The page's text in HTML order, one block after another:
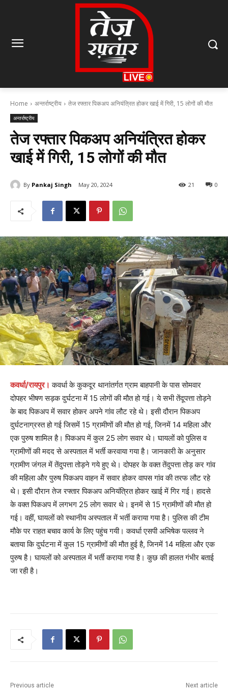
Home अन्तर्राष्ट्रीय तेज रफ्तार पिकअप अनियंत्रित होकर खाई में गिरी, 15 लोगों की मौत
अन्तर्राष्ट्रीय
तेज रफ्तार पिकअप अनियंत्रित होकर
खाई में गिरी, 15 लोगों की मौत
By Pankaj Singh May 20, 2024 0
21
कवर्धा/रायपुर। कवर्धा के कुकदूर थानांतर्गत ग्राम बाहपानी के पास सोमवार
दोपहर भीषण सड़क दुर्घटना में 15 लोगों की मौत हो गई। ये सभी तेंदूपत्ता तोड़ने
के बाद पिकअप में सवार होकर अपने गांव लौट रहे थे। इसी दौरान पिकअप
दुर्घटनाग्रस्त हो गई जिसमें 15 ग्रामीणों की मौत हो गई, जिनमें 14 महिला और
एक पुरुष शामिल है। पिकअप में कुल 25 लोग सवार थे। घायलों को पुलिस व
ग्रामीणों की मदद से अस्पताल में भर्ती करवाया गया है। जानकारी के अनुसार
ग्रामीण जंगल में तेंदुपत्ता तोड़ने गये हुए थे। दोपहर के वक्त तेंदुपत्ता तोड़ कर गांव
की महिला और पुरुष पिकअप वाहन में सवार होकर वापस गांव की तरफ लौट रहे
थे। इसी दौरान तेज रफ्तार पिकअप अनियंत्रित होकर खाई में गिर गई। हादसे
के वक्त पिकअप में लगभग 25 लोग सवार थे। इनमें से 15 ग्रामीणों की मौत हो
गई। वहीं, घायलों को स्थानीय अस्पताल में भर्ती कराया गया है। पुलिस की टीम
मौके पर राहत बचाव कार्य के लिए पहुंच गयी। कवर्धा एसपी अभिषेक पल्लव ने
बताया कि दुर्घटना में कुल 15 ग्रामीणों की मौत हुई है, जिनमें 14 महिला और एक
पुरुष है। घायलों को अस्पताल में भर्ती कराया गया है। कुछ की हालत गंभीर बताई
जा रही है।
Previous article Next article